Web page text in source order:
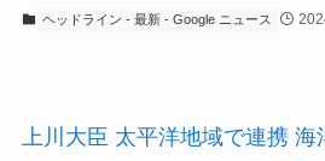
ヘッドライン - 最新 - Google ニュース
上川大臣 太平洋地域で連携